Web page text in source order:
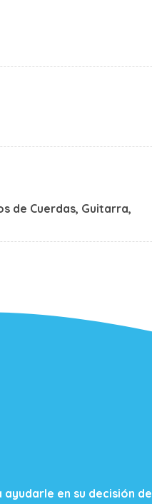
de Cuerdas, Guitarra,
en su decisión de